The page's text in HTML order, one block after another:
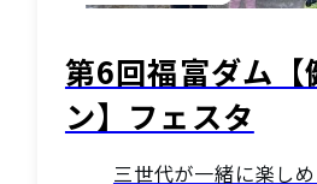
第6回福富ダム【
ン】フェスタ
三世代が一緒に楽し